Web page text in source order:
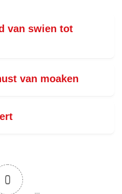
van swien tot
van moaken
0